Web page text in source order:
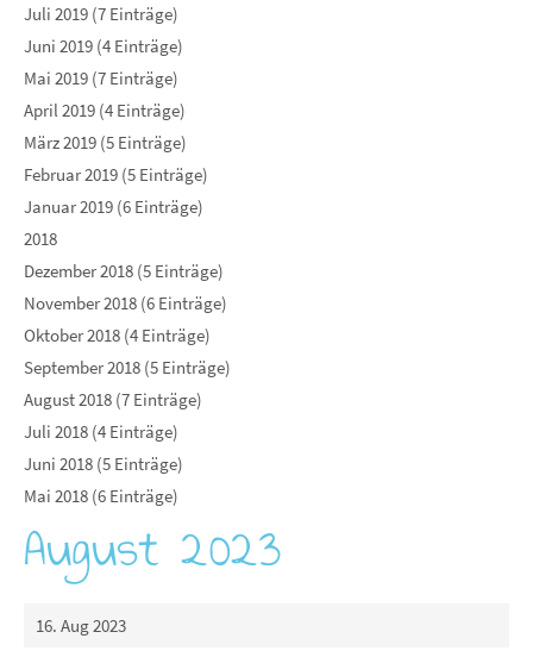
Juli 2019 (7 Einträge)
Juni 2019 (4 Einträge)
Mai 2019 (7 Einträge)
April 2019 (4 Einträge)
März 2019 (5 Einträge)
Februar 2019 (5 Einträge)
Januar 2019 (6 Einträge)
2018
Dezember 2018 (5 Einträge)
November 2018 (6 Einträge)
Oktober 2018 (4 Einträge)
September 2018 (5 Einträge)
August 2018 (7 Einträge)
Juli 2018 (4 Einträge)
Juni 2018 (5 Einträge)
Mai 2018 (6 Einträge)
August 2023
16. Aug 2023